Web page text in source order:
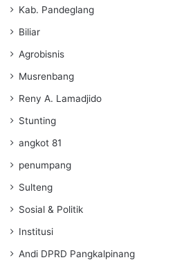
Kab. Pandeglang
Biliar
Agrobisnis
Musrenbang
Reny A. Lamadjido
Stunting
angkot 81
penumpang
Sulteng
Sosial & Politik
Institusi
Andi DPRD Pangkalpinang